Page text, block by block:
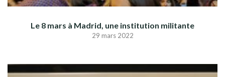
Le 8 mars à Madrid, une institution militante
29 mars 2022